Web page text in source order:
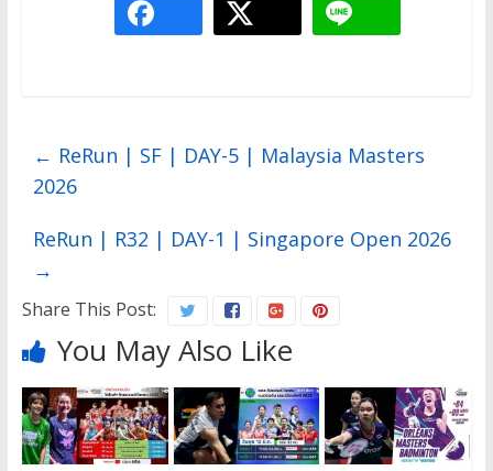
← ReRun | SF | DAY-5 | Malaysia Masters
2026
ReRun | R32 | DAY-1 | Singapore Open 2026
→
Share This Post:
You May Also Like